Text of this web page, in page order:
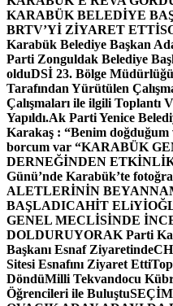
KARABÜK BELEDİYE
BRTV’Yİ ZİYARET ETTİ
Karabük Belediye Başkan
Parti Zonguldak Belediye
olduDSİ 23. Bölge
Tarafından Yürütülen
Çalışmaları ile ilgili Toplantı
Yapıldı.Ak Parti Yenice
Karakaş : “Benim
borcum var “KARABÜK
DERNEĞİNDEN
Günü’nde Karabük’te
ALETLERİNİN
BAŞLADICAHİT
GENEL MECLİSİNDE
DOLDURUYORAK Parti
Başkanı Esnaf Ziyaretinde
Sitesi Esnafını Ziyaret Etti
DöndüMilli Tekvandocu
Öğrencileri ile Buluştu